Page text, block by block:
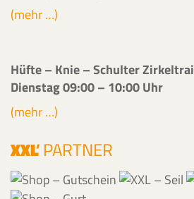
(mehr …)
Hüfte – Knie – Schulter
Dienstag 09:00 – 10:00 Uhr
(mehr …)
XXL
'PARTNER